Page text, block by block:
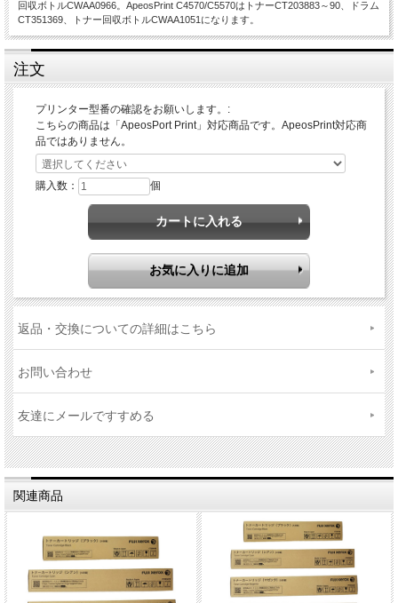
回収ボトルCWAA0966。ApeosPrint C4570/C5570はトナーCT203883～90、ドラム
CT351369、トナー回収ボトルCWAA1051になります。
注文
プリンター型番の確認をお願いします。:
こちらの商品は「ApeosPort Print」対応商品です。ApeosPrint対応商
品ではありません。
購入数： 個
返品・交換についての詳細はこちら
お問い合わせ
友達にメールですすめる
関連商品